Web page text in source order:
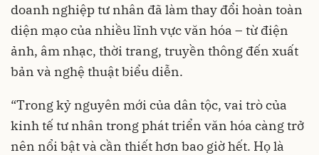
doanh nghiệp tư nhân đã làm thay đổi hoàn toàn
diện mạo của nhiều lĩnh vực văn hóa – từ điện
ảnh, âm nhạc, thời trang, truyền thông đến xuất
bản và nghệ thuật biểu diễn.
“Trong kỷ nguyên mới của dân tộc, vai trò của
kinh tế tư nhân trong phát triển văn hóa càng trở
nên nổi bật và cần thiết hơn bao giờ hết. Họ là